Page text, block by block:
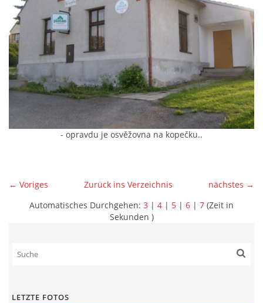
© 2026 eStránky.cz |WebSlice Aktualisiert: 1. 8. 2026
- opravdu je osvěžovna na kopečku..
← Voriges nächstes →
Zurück ins Verzeichnis
Automatisches Durchgehen: 3 | 4 | 5 | 6 | 7 (Zeit in
Sekunden )
LETZTE FOTOS